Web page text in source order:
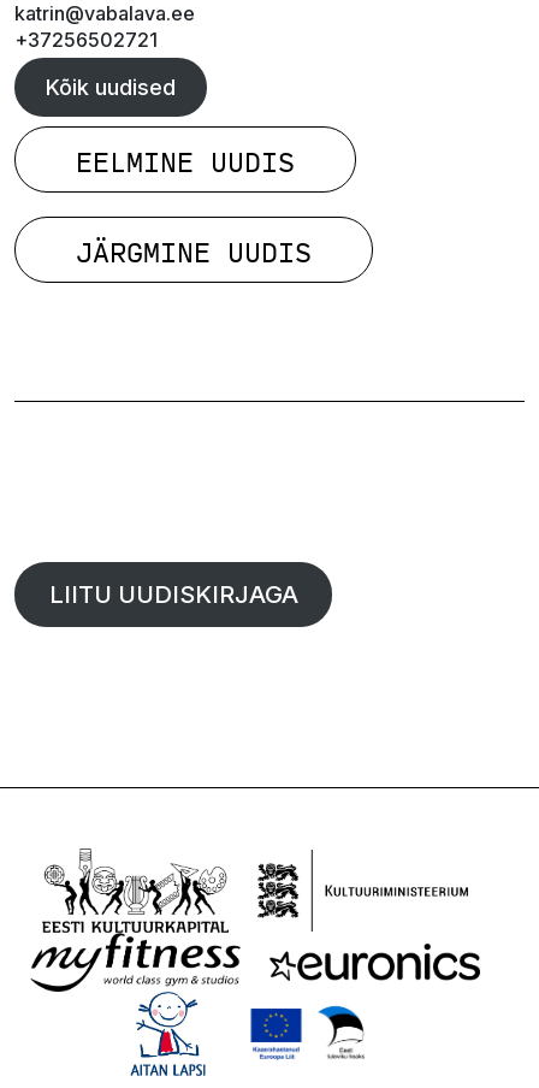
Kõik uudised
EELMINE UUDIS
JÄRGMINE UUDIS
katrin@vabalava.ee
+37256502721
LIITU UUDISKIRJAGA